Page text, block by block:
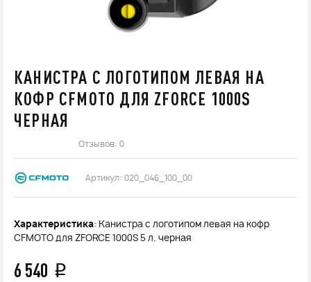
КАНИСТРА С ЛОГОТИПОМ ЛЕВАЯ НА
КОФР CFMOTO ДЛЯ ZFORCE 1000S
ЧЕРНАЯ
Отзывов: 0
Артикул: 020_046_100_00
Характеристика: Канистра с логотипом левая на кофр
CFMOTO для ZFORCE 1000S 5 л. черная
6 540 q